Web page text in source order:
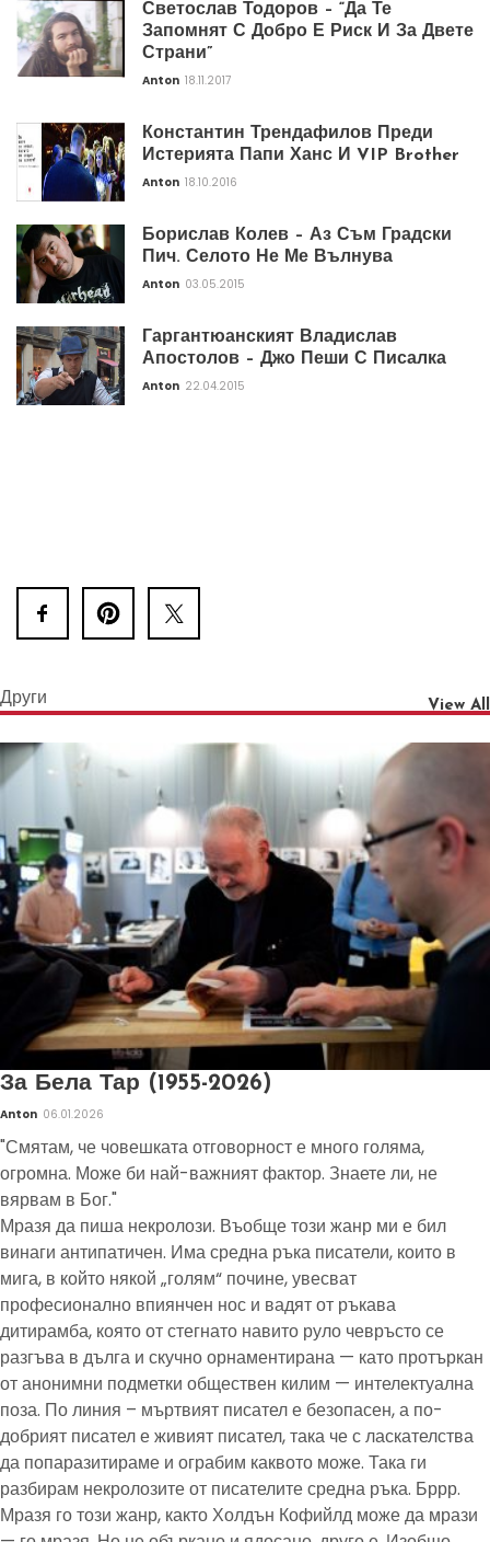
Светослав Тодоров – “Да Те
Запомнят С Добро Е Риск И За Двете
Страни”
Anton 18.11.2017
Константин Трендафилов Преди
Истерията Папи Ханс И VIP Brother
Anton 18.10.2016
Борислав Колев – Аз Съм Градски
Пич. Селото Не Ме Вълнува
Anton 03.05.2015
Гаргантюанският Владислав
Апостолов – Джо Пеши С Писалка
Anton 22.04.2015
Други View All
За Бела Тар (1955-2026)
Anton 06.01.2026
"Смятам, че човешката отговорност е много голяма,
огромна. Може би най-важният фактор. Знаете ли, не
вярвам в Бог."
Мразя да пиша некролози. Въобще този жанр ми е бил
винаги антипатичен. Има средна ръка писатели, които в
мига, в който някой „голям“ почине, увесват
професионално впиянчен нос и вадят от ръкава
дитирамба, която от стегнато навито руло чевръсто се
разгъва в дълга и скучно орнаментирана — като протъркан
от анонимни подметки обществен килим — интелектуална
поза. По линия – мъртвият писател е безопасен, а по-
добрият писател е живият писател, така че с ласкателства
да попаразитираме и ограбим каквото може. Така ги
разбирам некролозите от писателите средна ръка. Бррр.
Мразя го този жанр, както Холдън Кофийлд може да мрази